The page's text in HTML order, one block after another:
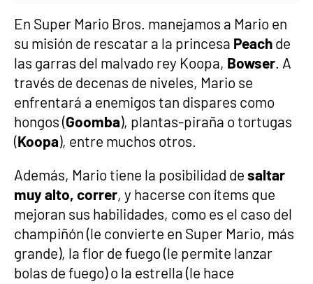
En Super Mario Bros. manejamos a Mario en
su misión de rescatar a la princesa Peach de
las garras del malvado rey Koopa, Bowser . A
través de decenas de niveles, Mario se
enfrentará a enemigos tan dispares como
hongos (Goomba), plantas-piraña o tortugas
(Koopa), entre muchos otros.
Además, Mario tiene la posibilidad de saltar
muy alto, correr, y hacerse con ítems que
mejoran sus habilidades, como es el caso del
champiñón (le convierte en Super Mario, más
grande), la flor de fuego (le permite lanzar
bolas de fuego) o la estrella (le hace